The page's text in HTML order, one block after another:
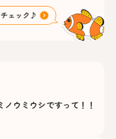
ノウミウシですって！！